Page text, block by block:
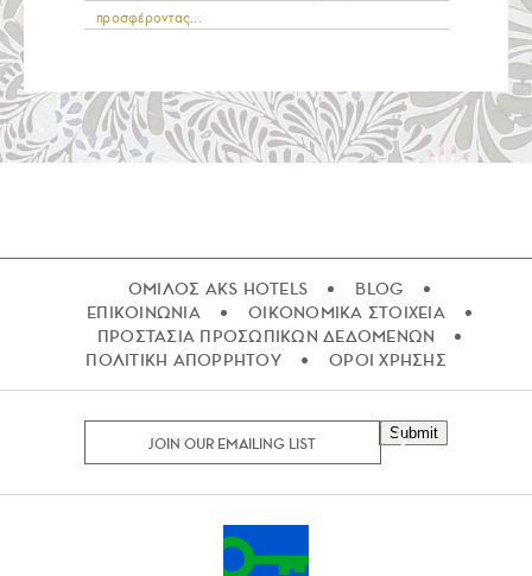
προσφέροντας...
ΟΜΙΛΟΣ AKS HOTELS
BLOG
ΕΠΙΚΟΙΝΩΝΙΑ
ΟΙΚΟΝΟΜΙΚΑ ΣΤΟΙΧΕΙΑ
ΠΡΟΣΤΑΣΙΑ ΠΡΟΣΩΠΙΚΩΝ ΔΕΔΟΜΕΝΩΝ
ΠΟΛΙΤΙΚΗ ΑΠΟΡΡΗΤΟΥ
ΟΡΟΙ ΧΡΗΣΗΣ
Submit